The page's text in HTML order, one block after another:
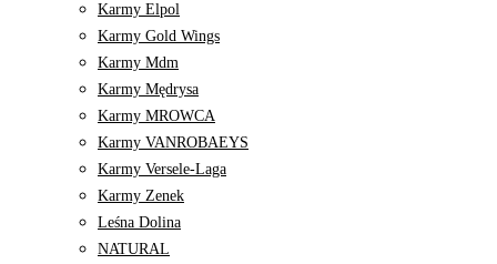
Karmy Elpol
Karmy Gold Wings
Karmy Mdm
Karmy Mędrysa
Karmy MROWCA
Karmy VANROBAEYS
Karmy Versele-Laga
Karmy Zenek
Leśna Dolina
NATURAL